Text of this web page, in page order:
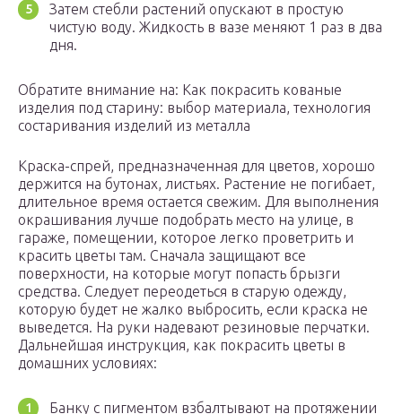
Затем стебли растений опускают в простую
чистую воду. Жидкость в вазе меняют 1 раз в два
дня.
Обратите внимание на: Как покрасить кованые
изделия под старину: выбор материала, технология
состаривания изделий из металла
Краска-спрей, предназначенная для цветов, хорошо
держится на бутонах, листьях. Растение не погибает,
длительное время остается свежим. Для выполнения
окрашивания лучше подобрать место на улице, в
гараже, помещении, которое легко проветрить и
красить цветы там. Сначала защищают все
поверхности, на которые могут попасть брызги
средства. Следует переодеться в старую одежду,
которую будет не жалко выбросить, если краска не
выведется. На руки надевают резиновые перчатки.
Дальнейшая инструкция, как покрасить цветы в
домашних условиях:
Банку с пигментом взбалтывают на протяжении